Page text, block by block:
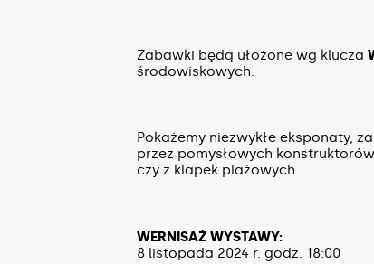
Zabawki będą ułożone wg klucza
środowiskowych.
Pokażemy niezwykłe eksponaty,
przez pomysłowych
czy z klapek plażowych.
WERNISAŻ WYSTAWY:
8 listopada 2024 r. godz. 18:00